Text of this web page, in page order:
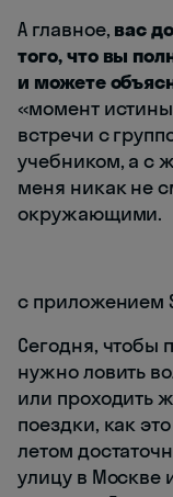
А главное, вас
того, что вы
и можете
«момент
встречи с
учебником, а с
меня никак не
окружающими.
с приложением
Сегодня, чтобы
нужно ловить
или проходить
поездки, как
летом
улицу в Москве